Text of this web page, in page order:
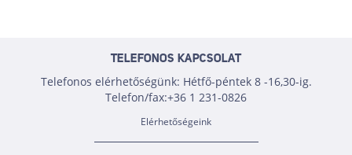
TELEFONOS KAPCSOLAT
Telefonos elérhetőségünk: Hétfő-péntek 8 -16,30-ig.
Telefon/fax:+36 1 231-0826
Elérhetőségeink